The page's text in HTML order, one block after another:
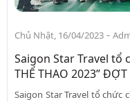
Chủ Nhật, 16/04/2023 -
Saigon Star Travel tổ
THỂ THAO 2023”
Saigon Star Travel tổ chức